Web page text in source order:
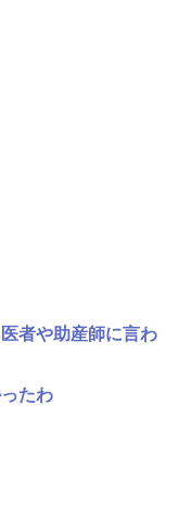
者や助産師に言わ
たわ